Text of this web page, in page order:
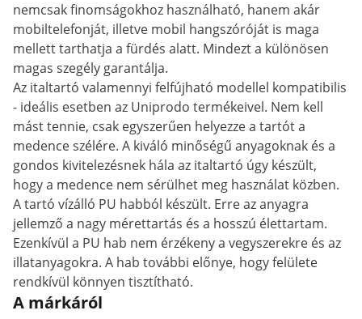
nemcsak finomságokhoz használható, hanem akár
mobiltelefonját, illetve mobil hangszóróját is maga
mellett tarthatja a fürdés alatt. Mindezt a különösen
magas szegély garantálja.
Az italtartó valamennyi felfújható modellel kompatibilis
- ideális esetben az Uniprodo termékeivel. Nem kell
mást tennie, csak egyszerűen helyezze a tartót a
medence szélére. A kiváló minőségű anyagoknak és a
gondos kivitelezésnek hála az italtartó úgy készült,
hogy a medence nem sérülhet meg használat közben.
A tartó vízálló PU habból készült. Erre az anyagra
jellemző a nagy mérettartás és a hosszú élettartam.
Ezenkívül a PU hab nem érzékeny a vegyszerekre és az
illatanyagokra. A hab további előnye, hogy felülete
rendkívül könnyen tisztítható.
A márkáról